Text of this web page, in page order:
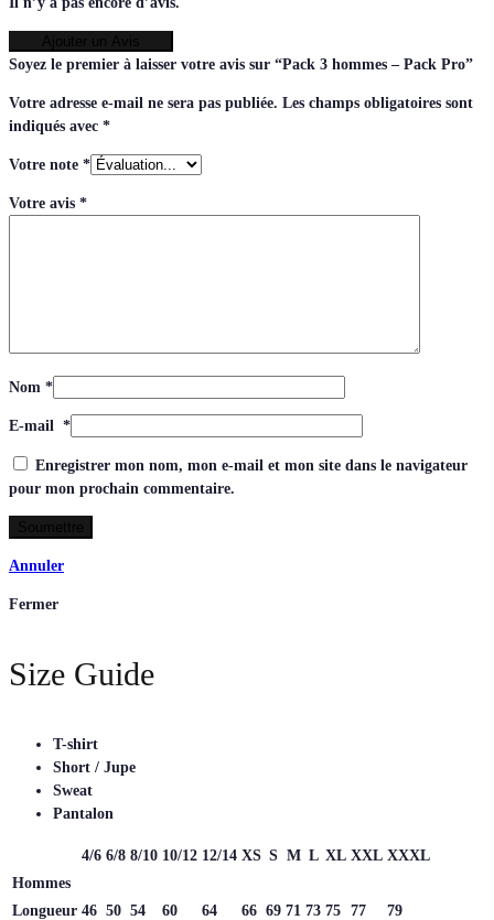
Soyez le premier à laisser votre avis sur “Pack 3 hommes – Pack Pro”
Votre adresse e-mail ne sera pas publiée. Les champs obligatoires sont
indiqués avec *
Votre note *
Votre avis *
Nom *
E-mail *
Enregistrer mon nom, mon e-mail et mon site dans le navigateur
pour mon prochain commentaire.
Annuler
Fermer
Size Guide
T-shirt
Short / Jupe
Sweat
Pantalon
4/6 6/8 8/10 10/12 12/14 XS S M L XL XXL XXXL
Hommes
Longueur 46 50 54 60 64 66 69 71 73 75 77
79